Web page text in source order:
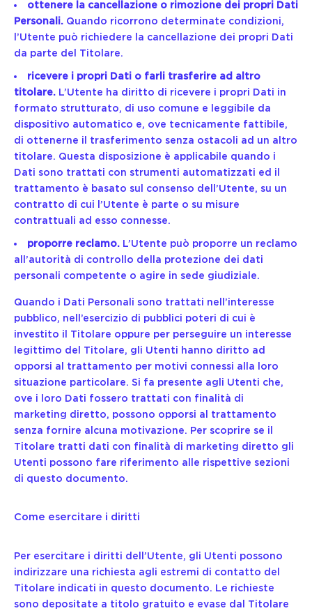
ottenere la cancellazione o rimozione dei propri Dati
Personali. Quando ricorrono determinate condizioni,
l’Utente può richiedere la cancellazione dei propri Dati
da parte del Titolare.
ricevere i propri Dati o farli trasferire ad altro
titolare. L’Utente ha diritto di ricevere i propri Dati in
formato strutturato, di uso comune e leggibile da
dispositivo automatico e, ove tecnicamente fattibile,
di ottenerne il trasferimento senza ostacoli ad un altro
titolare. Questa disposizione è applicabile quando i
Dati sono trattati con strumenti automatizzati ed il
trattamento è basato sul consenso dell’Utente, su un
contratto di cui l’Utente è parte o su misure
contrattuali ad esso connesse.
proporre reclamo. L’Utente può proporre un reclamo
all’autorità di controllo della protezione dei dati
personali competente o agire in sede giudiziale.
Quando i Dati Personali sono trattati nell’interesse
pubblico, nell’esercizio di pubblici poteri di cui è
investito il Titolare oppure per perseguire un interesse
legittimo del Titolare, gli Utenti hanno diritto ad
opporsi al trattamento per motivi connessi alla loro
situazione particolare. Si fa presente agli Utenti che,
ove i loro Dati fossero trattati con finalità di
marketing diretto, possono opporsi al trattamento
senza fornire alcuna motivazione. Per scoprire se il
Titolare tratti dati con finalità di marketing diretto gli
Utenti possono fare riferimento alle rispettive sezioni
di questo documento.
Come esercitare i diritti
Per esercitare i diritti dell’Utente, gli Utenti possono
indirizzare una richiesta agli estremi di contatto del
Titolare indicati in questo documento. Le richieste
sono depositate a titolo gratuito e evase dal Titolare